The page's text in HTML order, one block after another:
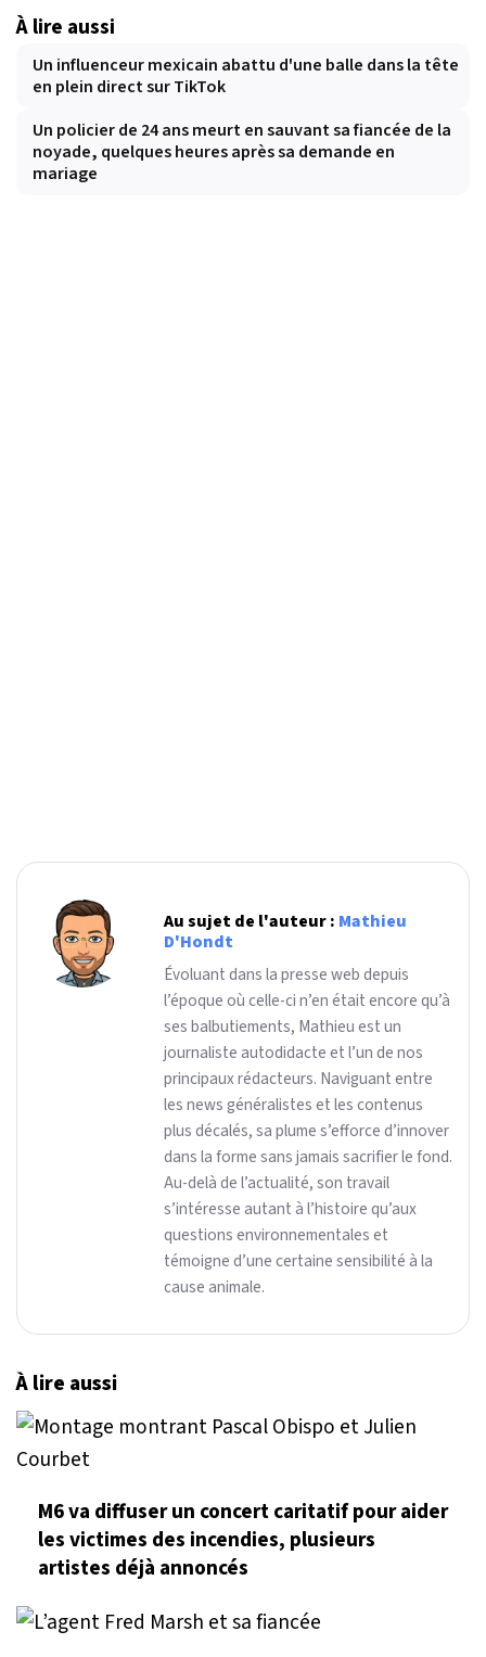
À lire aussi
Un influenceur mexicain abattu d'une balle dans la tête
en plein direct sur TikTok
Un policier de 24 ans meurt en sauvant sa fiancée de la
noyade, quelques heures après sa demande en
mariage
Au sujet de l'auteur : Mathieu
D'Hondt
Évoluant dans la presse web depuis
l’époque où celle-ci n’en était encore qu’à
ses balbutiements, Mathieu est un
journaliste autodidacte et l’un de nos
principaux rédacteurs. Naviguant entre
les news généralistes et les contenus
plus décalés, sa plume s’efforce d’innover
dans la forme sans jamais sacrifier le fond.
Au-delà de l’actualité, son travail
s’intéresse autant à l’histoire qu’aux
questions environnementales et
témoigne d’une certaine sensibilité à la
cause animale.
À lire aussi
M6 va diffuser un concert caritatif pour aider
les victimes des incendies, plusieurs
artistes déjà annoncés